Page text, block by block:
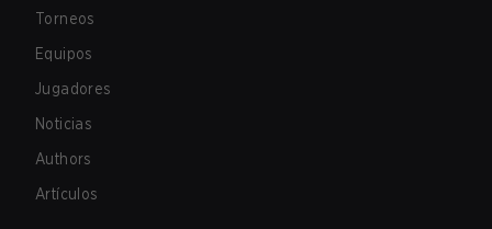
Torneos
Equipos
Jugadores
Noticias
Authors
Artículos